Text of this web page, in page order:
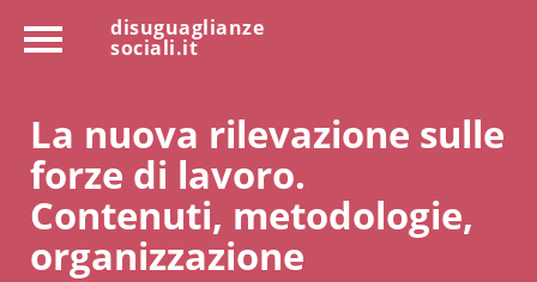
disuguaglianze
sociali.it
La nuova rilevazione sulle
forze di lavoro.
Contenuti, metodologie,
organizzazione